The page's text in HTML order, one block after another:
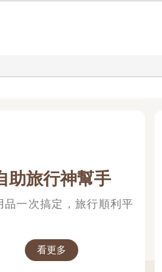
助旅行神幫手
品一次搞定，旅行順利平
看更多